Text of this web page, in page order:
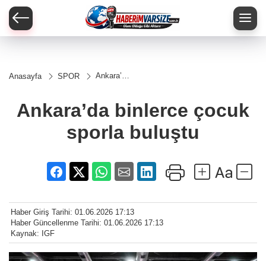
Anasayfa SPOR
Ankara’da
sporla
buluştu
Ankara’da binlerce çocuk
sporla buluştu
Haber Giriş Tarihi: 01.06.2026 17:13
Haber Güncellenme Tarihi: 01.06.2026 17:13
Kaynak: IGF